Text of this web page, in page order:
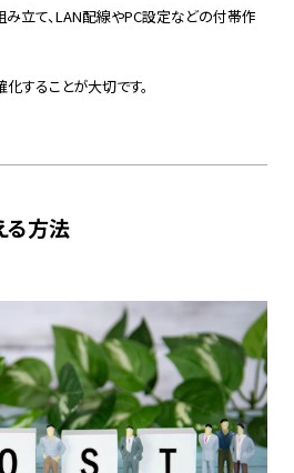
み立て、LAN配線やPC設定などの付帯作
することが大切です。
る方法